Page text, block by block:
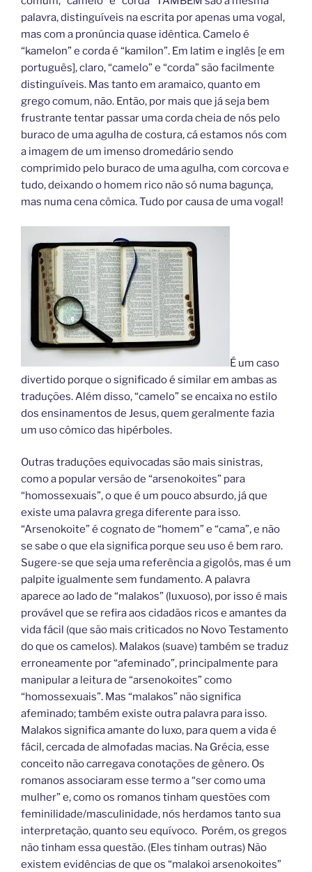
palavra, distinguíveis na escrita por apenas uma vogal,
mas com a pronúncia quase idêntica. Camelo é
“kamelon” e corda é “kamilon”. Em latim e inglês [e em
português], claro, “camelo” e “corda” são facilmente
distinguíveis. Mas tanto em aramaico, quanto em
grego comum, não. Então, por mais que já seja bem
frustrante tentar passar uma corda cheia de nós pelo
buraco de uma agulha de costura, cá estamos nós com
a imagem de um imenso dromedário sendo
comprimido pelo buraco de uma agulha, com corcova e
tudo, deixando o homem rico não só numa bagunça,
mas numa cena cômica. Tudo por causa de uma vogal!
É um caso
divertido porque o significado é similar em ambas as
traduções. Além disso, “camelo” se encaixa no estilo
dos ensinamentos de Jesus, quem geralmente fazia
um uso cômico das hipérboles.
Outras traduções equivocadas são mais sinistras,
como a popular versão de “arsenokoites” para
“homossexuais”, o que é um pouco absurdo, já que
existe uma palavra grega diferente para isso.
“Arsenokoite” é cognato de “homem” e “cama”, e não
se sabe o que ela significa porque seu uso é bem raro.
Sugere-se que seja uma referência a gigolôs, mas é um
palpite igualmente sem fundamento. A palavra
aparece ao lado de “malakos” (luxuoso), por isso é mais
provável que se refira aos cidadãos ricos e amantes da
vida fácil (que são mais criticados no Novo Testamento
do que os camelos). Malakos (suave) também se traduz
erroneamente por “afeminado”, principalmente para
manipular a leitura de “arsenokoites” como
“homossexuais”. Mas “malakos” não significa
afeminado; também existe outra palavra para isso.
Malakos significa amante do luxo, para quem a vida é
fácil, cercada de almofadas macias. Na Grécia, esse
conceito não carregava conotações de gênero. Os
romanos associaram esse termo a “ser como uma
mulher” e, como os romanos tinham questões com
feminilidade/masculinidade, nós herdamos tanto sua
interpretação, quanto seu equívoco. Porém, os gregos
não tinham essa questão. (Eles tinham outras) Não
existem evidências de que os “malakoi arsenokoites”